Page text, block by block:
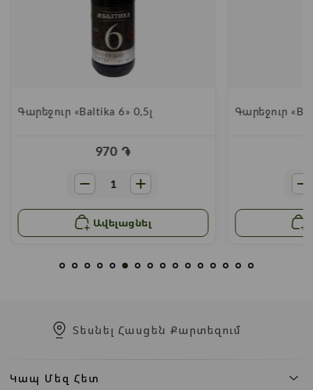
Գարեջուր «Baltika 6» 0,5լ
970 ֏
Ավելացնել
Գարեջուր
Տեսնել Հասցեն Քարտեզում
Կապ Մեզ Հետ